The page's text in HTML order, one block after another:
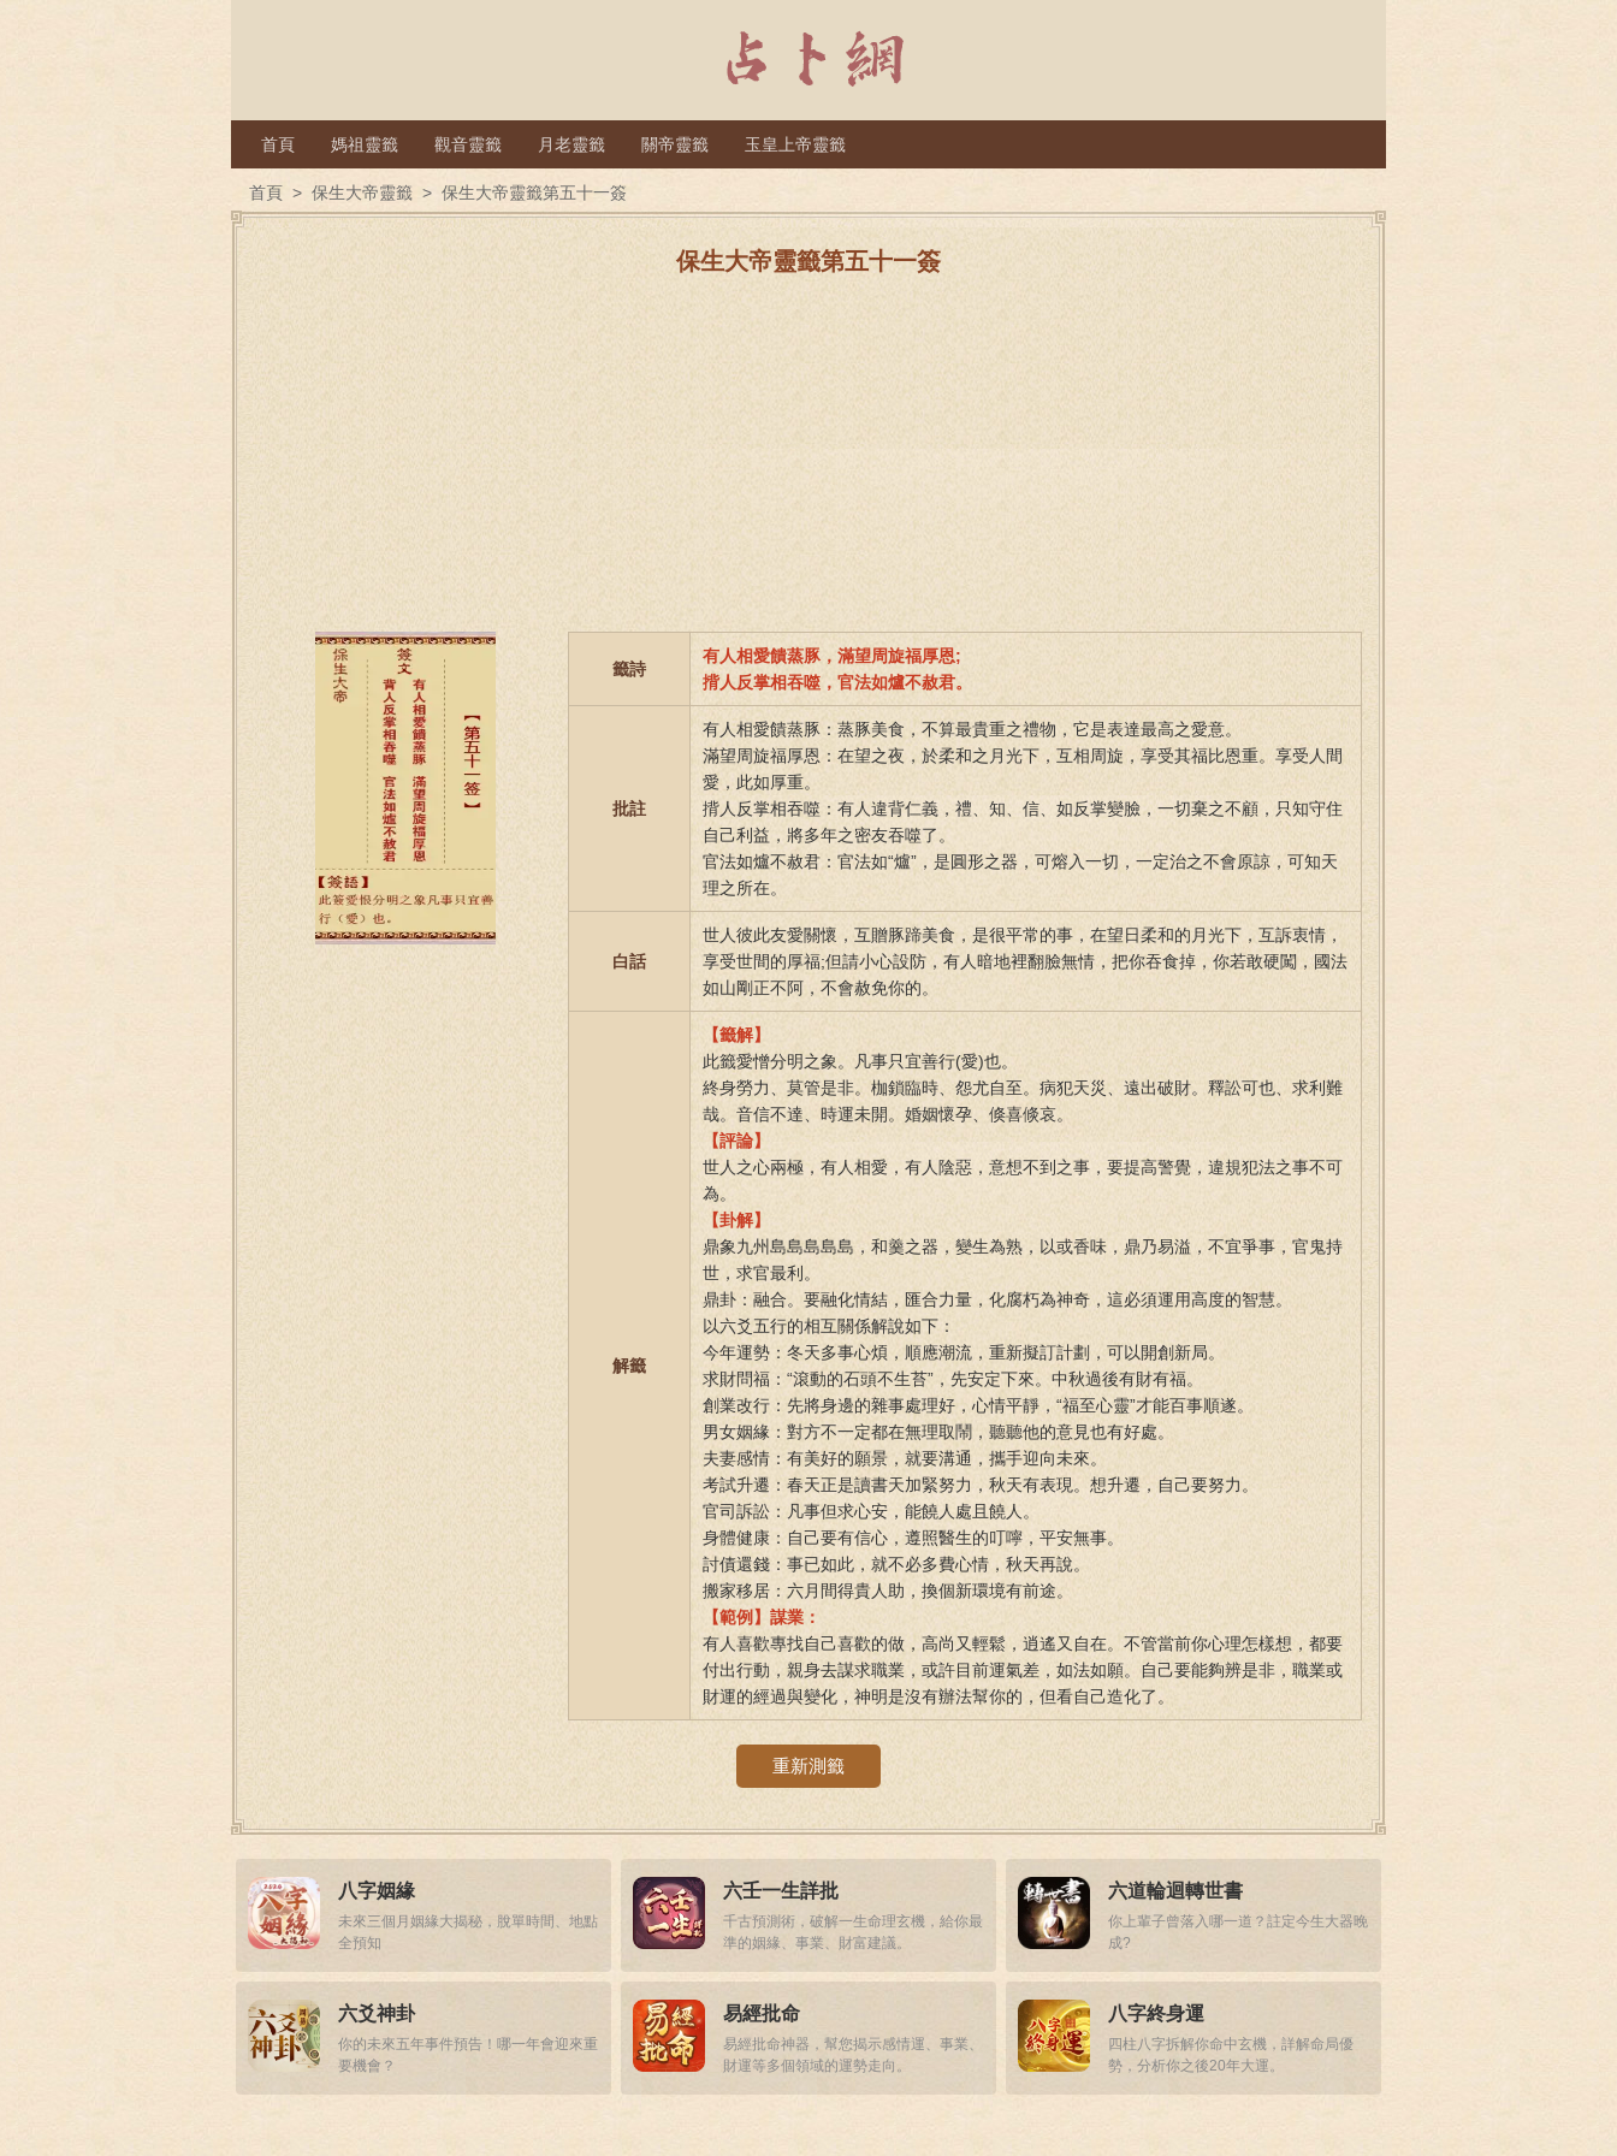
首頁 媽祖靈籤 觀音靈籤 月老靈籤 關帝靈籤 玉皇上帝靈籤
首頁 > 保生大帝靈籤 > 保生大帝靈籤第五十一簽
保生大帝靈籤第五十一簽
籤詩
有人相愛饋蒸豚，滿望周旋福厚恩;
揹人反掌相吞噬，官法如爐不赦君。
批註
有人相愛饋蒸豚：蒸豚美食，不算最貴重之禮物，它是表達最高之愛意。
滿望周旋福厚恩：在望之夜，於柔和之月光下，互相周旋，享受其福比恩重。享受人間
愛，此如厚重。
揹人反掌相吞噬：有人違背仁義，禮、知、信、如反掌變臉，一切棄之不顧，只知守住
自己利益，將多年之密友吞噬了。
官法如爐不赦君：官法如“爐”，是圓形之器，可熔入一切，一定治之不會原諒，可知天
理之所在。
白話
世人彼此友愛關懷，互贈豚蹄美食，是很平常的事，在望日柔和的月光下，互訴衷情，
享受世間的厚福;但請小心設防，有人暗地裡翻臉無情，把你吞食掉，你若敢硬闖，國法
如山剛正不阿，不會赦免你的。
解籤
【籤解】
此籤愛憎分明之象。凡事只宜善行(愛)也。
終身勞力、莫管是非。枷鎖臨時、怨尤自至。病犯天災、遠出破財。釋訟可也、求利難
哉。音信不達、時運未開。婚姻懷孕、倏喜倐哀。
【評論】
世人之心兩極，有人相愛，有人陰惡，意想不到之事，要提高警覺，違規犯法之事不可
為。
【卦解】
鼎象九州島島島島島，和羹之器，變生為熟，以或香味，鼎乃易溢，不宜爭事，官鬼持
世，求官最利。
鼎卦：融合。要融化情結，匯合力量，化腐朽為神奇，這必須運用高度的智慧。
以六爻五行的相互關係解說如下：
今年運勢：冬天多事心煩，順應潮流，重新擬訂計劃，可以開創新局。
求財問福：“滾動的石頭不生苔”，先安定下來。中秋過後有財有福。
創業改行：先將身邊的雜事處理好，心情平靜，“福至心靈”才能百事順遂。
男女姻緣：對方不一定都在無理取鬧，聽聽他的意見也有好處。
夫妻感情：有美好的願景，就要溝通，攜手迎向未來。
考試升遷：春天正是讀書天加緊努力，秋天有表現。想升遷，自己要努力。
官司訴訟：凡事但求心安，能饒人處且饒人。
身體健康：自己要有信心，遵照醫生的叮嚀，平安無事。
討債還錢：事已如此，就不必多費心情，秋天再說。
搬家移居：六月間得貴人助，換個新環境有前途。
【範例】謀業：
有人喜歡專找自己喜歡的做，高尚又輕鬆，逍遙又自在。不管當前你心理怎樣想，都要
付出行動，親身去謀求職業，或許目前運氣差，如法如願。自己要能夠辨是非，職業或
財運的經過與變化，神明是沒有辦法幫你的，但看自己造化了。
重新測籤
八字姻緣
未來三個月姻緣大揭秘，脫單時間、地點
全預知
六壬一生詳批
千古預測術，破解一生命理玄機，給你最
準的姻緣、事業、財富建議。
六道輪迴轉世書
你上輩子曾落入哪一道？註定今生大器晚
成?
六爻神卦
你的未來五年事件預告！哪一年會迎來重
要機會？
易經批命
易經批命神器，幫您揭示感情運、事業、
財運等多個領域的運勢走向。
八字終身運
四柱八字拆解你命中玄機，詳解命局優
勢，分析你之後20年大運。